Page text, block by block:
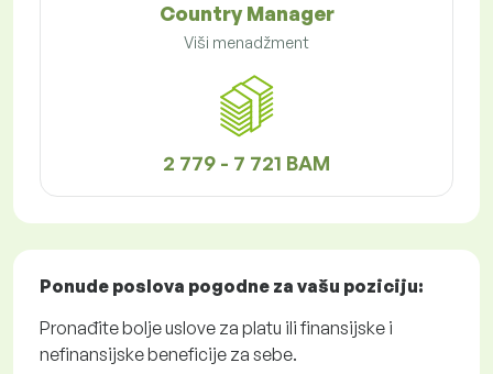
Country Manager
Viši menadžment
2 779 - 7 721 BAM
Ponude poslova pogodne za vašu poziciju:
Pronađite bolje uslove za platu ili finansijske i
nefinansijske beneficije za sebe.